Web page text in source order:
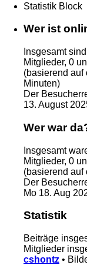
Statistik Block
Wer ist
Insgesamt sind
Mitglieder, 0
(basierend auf
Minuten)
Der
13. August
Wer war
Insgesamt
Mitglieder, 0
(basierend auf
Der
Mo 18. Aug
Statistik
Beiträge
Mitglieder
cshontz •